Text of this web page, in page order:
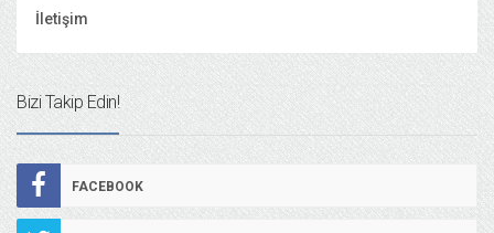
İletişim
Bizi Takip Edin!
FACEBOOK